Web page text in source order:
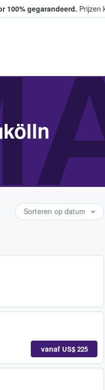
100% gegarandeerd. Prijzen
Sorteren op datum
vanaf US$ 225